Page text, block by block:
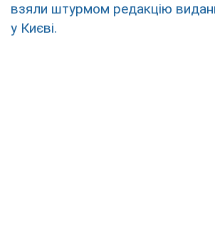
взяли штурмом редакцію
у Києві.